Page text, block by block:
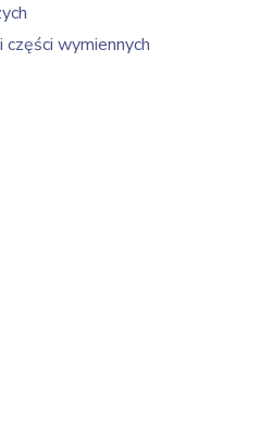
wymiennych